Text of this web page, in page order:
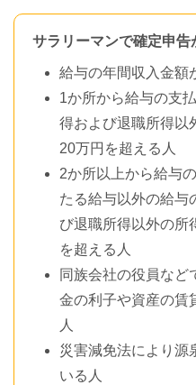
サラリーマンで確定申告
給与の年間収入金額
1か所から給与の支
得および退職所得以
20万円を超える人
2か所以上から給与
たる給与以外の給与
び退職所得以外の所
を超える人
同族会社の役員など
金の利子や資産の賃
人
災害減免法により源
いる人